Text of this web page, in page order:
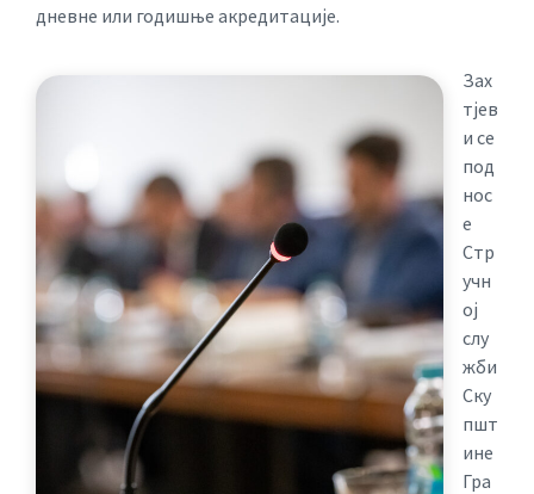
дневне или годишње акредитације.
Зах
тјев
и се
под
нос
е
Стр
учн
ој
слу
жби
Ску
пшт
ине
Гра